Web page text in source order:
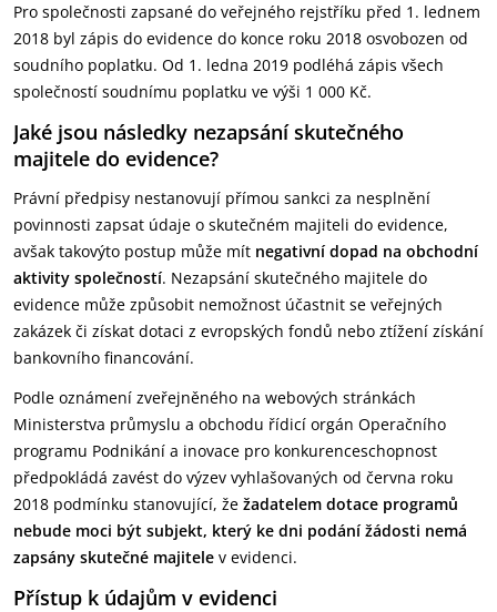
Pro společnosti zapsané do veřejného rejstříku před 1. lednem
2018 byl zápis do evidence do konce roku 2018 osvobozen od
soudního poplatku. Od 1. ledna 2019 podléhá zápis všech
společností soudnímu poplatku ve výši 1 000 Kč.
Jaké jsou následky nezapsání skutečného
majitele do evidence?
Právní předpisy nestanovují přímou sankci za nesplnění
povinnosti zapsat údaje o skutečném majiteli do evidence,
avšak takovýto postup může mít negativní dopad na obchodní
aktivity společností. Nezapsání skutečného majitele do
evidence může způsobit nemožnost účastnit se veřejných
zakázek či získat dotaci z evropských fondů nebo ztížení získání
bankovního financování.
Podle oznámení zveřejněného na webových stránkách
Ministerstva průmyslu a obchodu řídicí orgán Operačního
programu Podnikání a inovace pro konkurenceschopnost
předpokládá zavést do výzev vyhlašovaných od června roku
2018 podmínku stanovující, že žadatelem dotace programů
nebude moci být subjekt, který ke dni podání žádosti nemá
zapsány skutečné majitele v evidenci.
Přístup k údajům v evidenci